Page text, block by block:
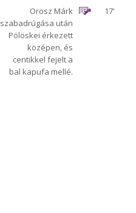
17'
Orosz Márk
szabadrúgása után
Pölöskei érkezett
középen, és
centikkel fejelt a
bal kapufa mellé.